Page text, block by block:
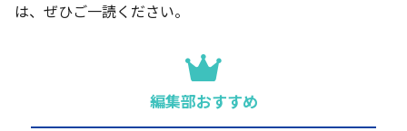
は、ぜひご一読ください。
編集部おすすめ